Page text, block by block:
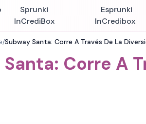
Sprunki
InCrediBox
Esprunki
InCredibox
/Subway Santa: Corre A Través De La
Corre A